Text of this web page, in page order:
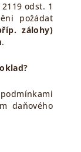
odst. 1
požádat
zálohy)
.
daňového